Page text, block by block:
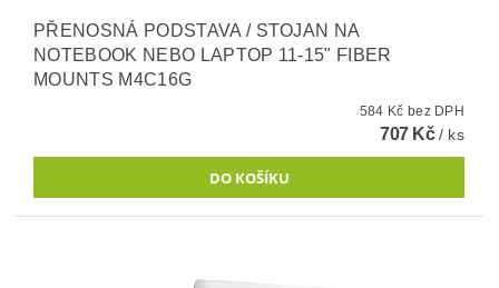
PŘENOSNÁ PODSTAVA / STOJAN NA
NOTEBOOK NEBO LAPTOP 11-15" FIBER
MOUNTS M4C16G
584 Kč bez DPH
707 Kč/ ks